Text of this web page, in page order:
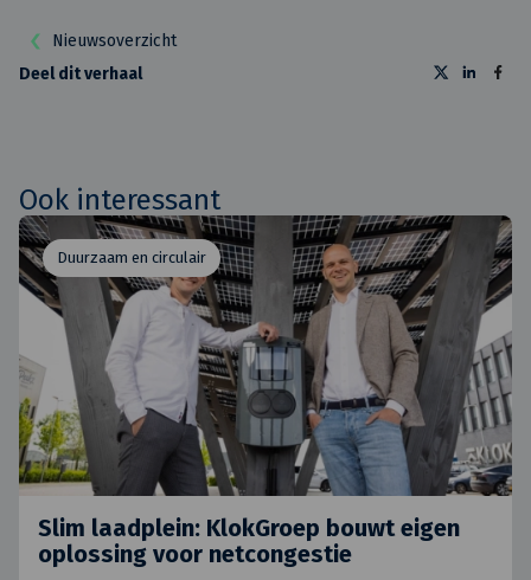
Nieuwsoverzicht
Deel dit verhaal
Ook interessant
Duurzaam en circulair
Slim laadplein: KlokGroep bouwt eigen
oplossing voor netcongestie